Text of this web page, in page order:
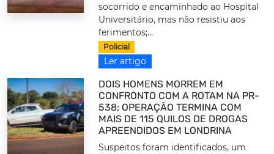
socorrido e encaminhado ao Hospital
Universitário, mas não resistiu aos
ferimentos;...
Policial
Ler artigo
DOIS HOMENS MORREM EM
CONFRONTO COM A ROTAM NA PR-
538; OPERAÇÃO TERMINA COM
MAIS DE 115 QUILOS DE DROGAS
APREENDIDOS EM LONDRINA
Suspeitos foram identificados, um